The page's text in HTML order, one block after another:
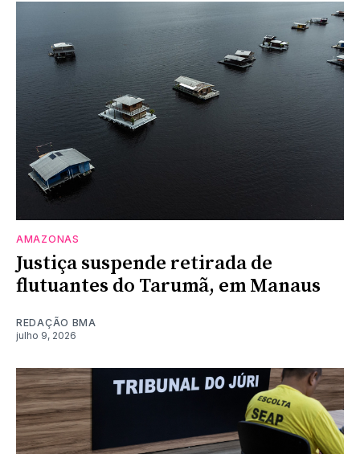
AMAZONAS
Justiça suspende retirada de
flutuantes do Tarumã, em Manaus
REDAÇÃO BMA
julho 9, 2026